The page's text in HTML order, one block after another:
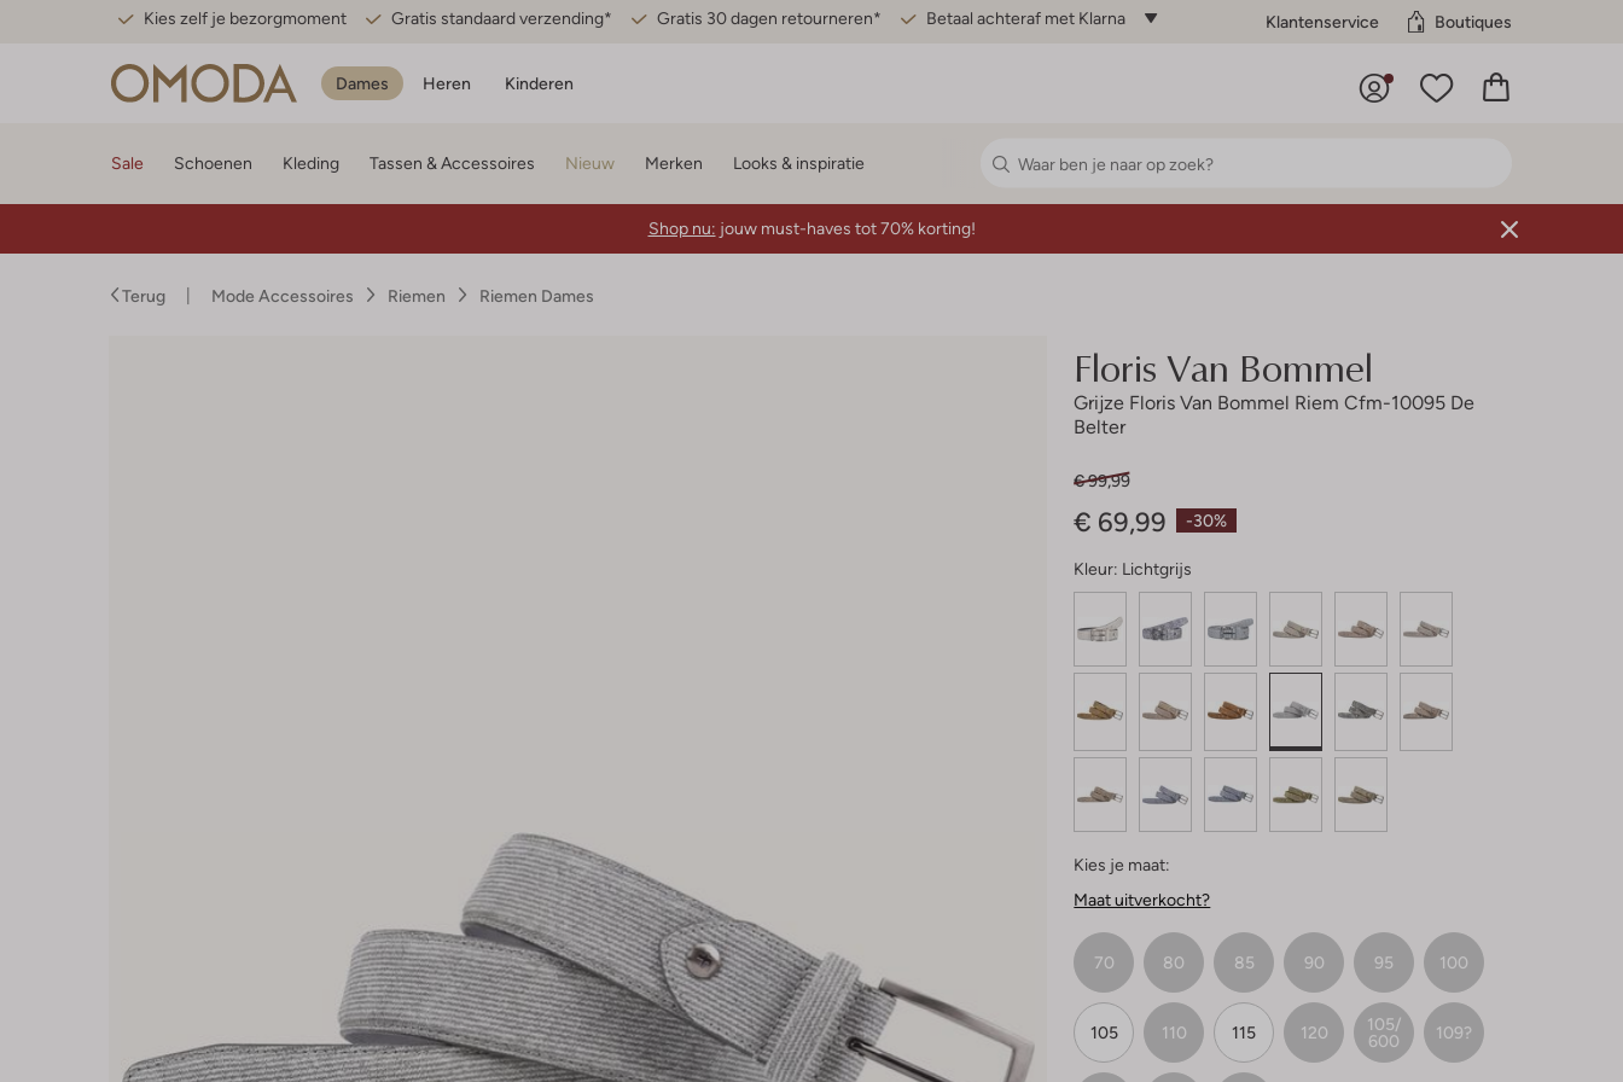
Kies zelf je bezorgmoment Gratis standaard verzending* Gratis 30 dagen retourneren* Betaal achteraf met Klarna Klantenservice Boutiques
Dames Heren Kinderen
Sale Schoenen Kleding Tassen & Accessoires Nieuw Merken Looks & inspiratie
Shop nu: jouw must-haves tot 70% korting!
Terug Mode Accessoires Riemen Riemen Dames
Floris Van Bommel
Grijze Floris Van Bommel Riem Cfm-10095 De
Belter
-30%
€ 99,99
€ 69,99
Kleur: Lichtgrijs
Kies je maat:
Maat uitverkocht?
70 80 85 90 95 100
105 110 115 120
105/
600
109?